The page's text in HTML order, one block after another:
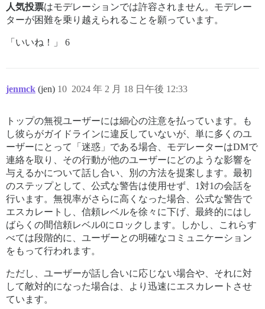
人気投票はモデレーションでは許容されません。モデレー
ターが困難を乗り越えられることを願っています。
「いいね！」 6
jenmck (jen) 2024 年 2 月 18 日午後 12:33
10
トップの無視ユーザーには細心の注意を払っています。も
し彼らがガイドラインに違反していないが、単に多くのユ
ーザーにとって「迷惑」である場合、モデレーターはDMで
連絡を取り、その行動が他のユーザーにどのような影響を
与えるかについて話し合い、別の方法を提案します。最初
のステップとして、公式な警告は使用せず、1対1の会話を
行います。無視率がさらに高くなった場合、公式な警告で
エスカレートし、信頼レベルを徐々に下げ、最終的にはし
ばらくの間信頼レベル0にロックします。しかし、これらす
べては段階的に、ユーザーとの明確なコミュニケーション
をもって行われます。
ただし、ユーザーが話し合いに応じない場合や、それに対
して敵対的になった場合は、より迅速にエスカレートさせ
ています。